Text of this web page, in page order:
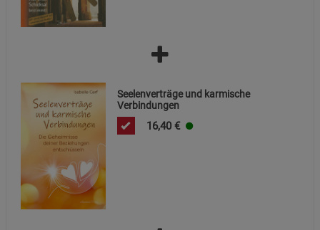
Seelenverträge und karmische
Verbindungen
16,40 €